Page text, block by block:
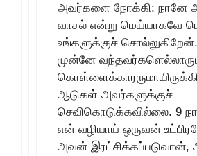
அவர்களை நோக்கி: நானே
வாசல் என்று மெய்யாகவே
உங்களுக்குச்
முன்னே
ஆடுகள் அவர்களுக்குச்
செவிகொடுக்கவில்லை. 9
என் வழியாய் ஒருவன்
அவன் இரட்சிக்கப்படுவான்,